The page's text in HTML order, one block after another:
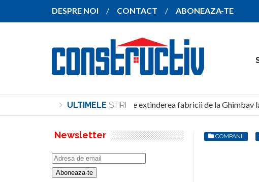
DESPRE NOI CONTACT ABONEAZA-TE
ULTIMELE STIRI
SANY pregătește extinderea fabricii de la Ghimbav la
COMPANII
Newsletter